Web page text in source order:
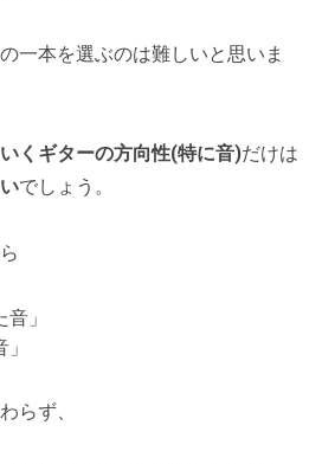
一本を選ぶのは難しいと思いま
くギターの方向性(特に音)だけは
でしょう。
」
らず、